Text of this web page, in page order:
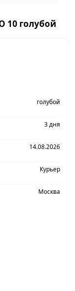
10 голубой
голубой
3 дня
14.08.2026
Курьер
Москва